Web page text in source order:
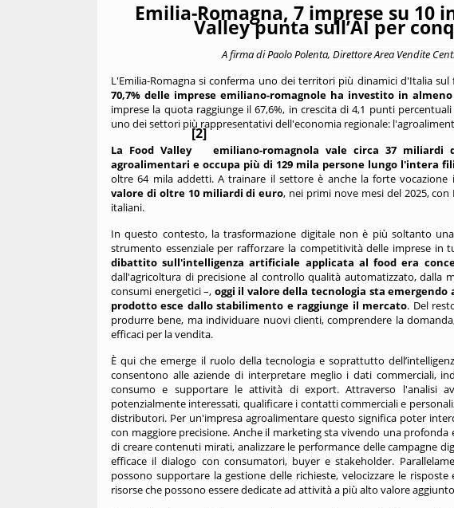
Emilia-Romagna, 7 imprese su 10
Valley punta sull’AI per
A firma di Paolo Polenta,Direttore Area Vendite
L'Emilia-Romagna si conferma uno dei territori più dinamici d'Italia
70,7% delle imprese emiliano-romagnole ha investito in
imprese la quota raggiunge il 67,6%, in crescita di 4,1 punti
uno dei settori più rappresentativi dell'economia regionale:
La Food Valley
[2]
emiliano-romagnola vale circa 37
agroalimentari e occupa più di 129 mila persone lungo l'intera
oltre 64 mila addetti. A trainare il settore è anche la forte vocazione
valore di oltre 10 miliardi di euro, nei primi nove mesi del 2025,
italiani.
In questo contesto, la trasformazione digitale non è più soltanto
strumento essenziale per rafforzare la competitività delle imprese in
dibattito sull'intelligenza artificiale applicata al food era
dall'agricoltura di precisione al controllo qualità automatizzato, dalla
consumi energetici –, oggi il valore della tecnologia sta
prodotto esce dallo stabilimento e raggiunge il mercato. Del
produrre bene, ma individuare nuovi clienti, comprendere la
efficaci per la vendita.
È qui che emerge il ruolo della tecnologia e soprattutto
consentono alle aziende di interpretare meglio i dati commerciali,
consumo e supportare le attività di export. Attraverso l'analisi
potenzialmente interessati, qualificare i contatti commerciali e
distributori. Per un'impresa agroalimentare questo significa poter
con maggiore precisione. Anche il marketing sta vivendo una
di creare contenuti mirati, analizzare le performance delle campagne
efficace il dialogo con consumatori, buyer e stakeholder.
possono supportare la gestione delle richieste, velocizzare le
risorse che possono essere dedicate ad attività a più alto valore